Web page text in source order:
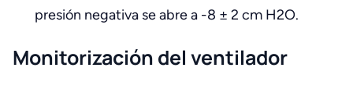
presión negativa se abre a -8 ± 2 cm H2O.
Monitorización del ventilador